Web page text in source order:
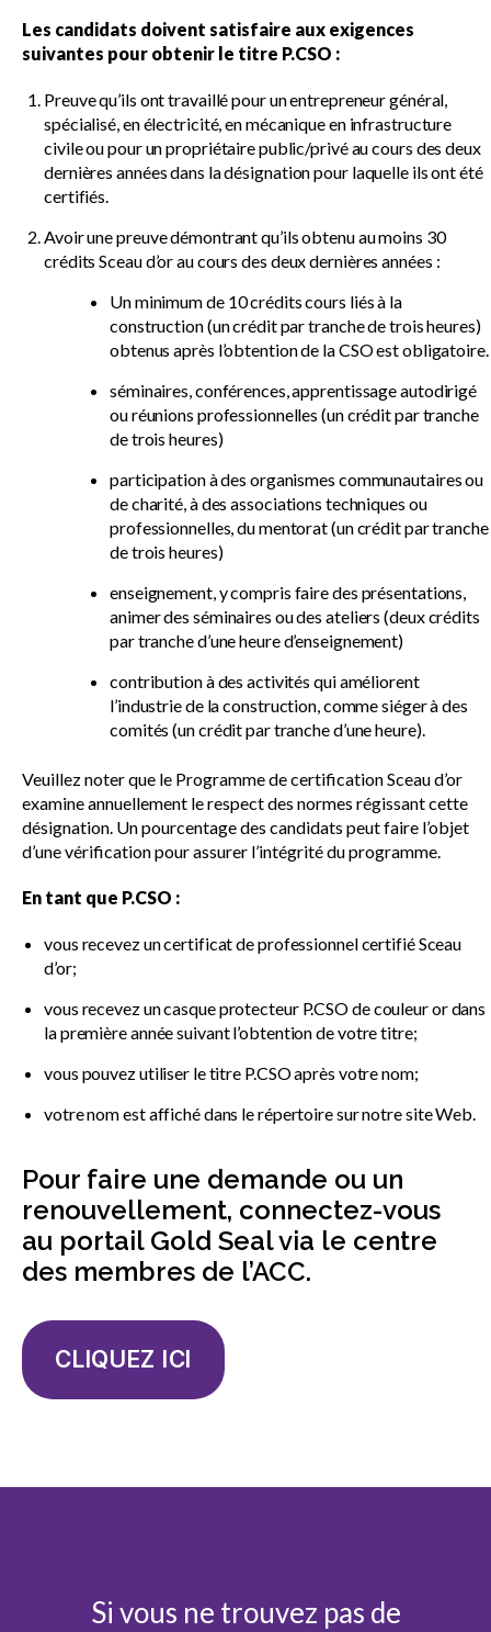
Les candidats doivent satisfaire aux exigences
suivantes pour obtenir le titre P.CSO :
Preuve qu’ils ont travaillé pour un entrepreneur général,
spécialisé, en électricité, en mécanique en infrastructure
civile ou pour un propriétaire public/privé au cours des deux
dernières années dans la désignation pour laquelle ils ont été
certifiés.
Avoir une preuve démontrant qu’ils obtenu au moins 30
crédits Sceau d’or au cours des deux dernières années :
Un minimum de 10 crédits cours liés à la
construction (un crédit par tranche de trois heures)
obtenus après l’obtention de la CSO est obligatoire.
séminaires, conférences, apprentissage autodirigé
ou réunions professionnelles (un crédit par tranche
de trois heures)
participation à des organismes communautaires ou
de charité, à des associations techniques ou
professionnelles, du mentorat (un crédit par tranche
de trois heures)
enseignement, y compris faire des présentations,
animer des séminaires ou des ateliers (deux crédits
par tranche d’une heure d’enseignement)
contribution à des activités qui améliorent
l’industrie de la construction, comme siéger à des
comités (un crédit par tranche d’une heure).
Veuillez noter que le Programme de certification Sceau d’or
examine annuellement le respect des normes régissant cette
désignation. Un pourcentage des candidats peut faire l’objet
d’une vérification pour assurer l’intégrité du programme.
En tant que P.CSO :
vous recevez un certificat de professionnel certifié Sceau
d’or;
vous recevez un casque protecteur P.CSO de couleur or dans
la première année suivant l’obtention de votre titre;
vous pouvez utiliser le titre P.CSO après votre nom;
votre nom est affiché dans le répertoire sur notre site Web.
Pour faire une demande ou un
renouvellement, connectez-vous
au portail Gold Seal via le centre
des membres de l’ACC.
CLIQUEZ ICI
Si vous ne trouvez pas de